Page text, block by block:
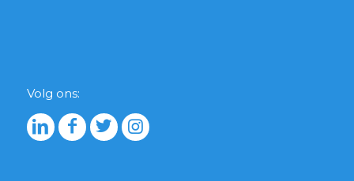
Volg ons: